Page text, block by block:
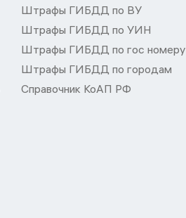
Штрафы ГИБДД по ВУ
Штрафы ГИБДД по УИН
Штрафы ГИБДД по гос номеру
Штрафы ГИБДД по городам
Справочник КоАП РФ